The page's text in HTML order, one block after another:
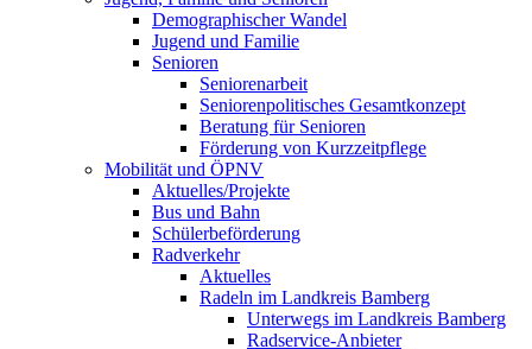
Demographischer Wandel
Jugend und Familie
Senioren
Seniorenarbeit
Seniorenpolitisches Gesamtkonzept
Beratung für Senioren
Förderung von Kurzzeitpflege
Mobilität und ÖPNV
Aktuelles/Projekte
Bus und Bahn
Schülerbeförderung
Radverkehr
Aktuelles
Radeln im Landkreis Bamberg
Unterwegs im Landkreis Bamberg
Radservice-Anbieter